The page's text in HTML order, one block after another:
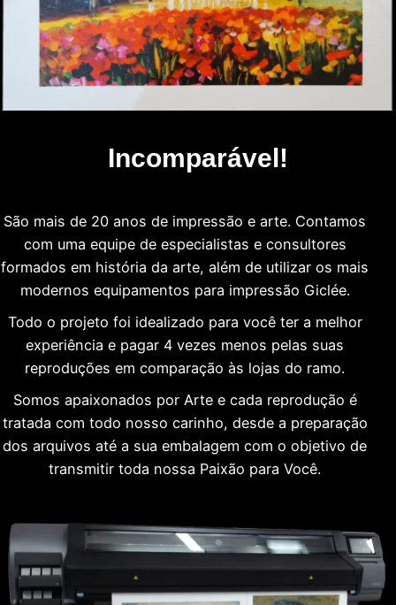
Incomparável!
São mais de 20 anos de impressão e arte. Contamos
com uma equipe de especialistas e consultores
formados em história da arte, além de utilizar os mais
modernos equipamentos para impressão Giclée.
Todo o projeto foi idealizado para você ter a melhor
experiência e pagar 4 vezes menos pelas suas
reproduções em comparação às lojas do ramo.
Somos apaixonados por Arte e cada reprodução é
tratada com todo nosso carinho, desde a preparação
dos arquivos até a sua embalagem com o objetivo de
transmitir toda nossa Paixão para Você.